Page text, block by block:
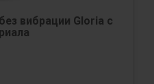
вибрации Gloria с